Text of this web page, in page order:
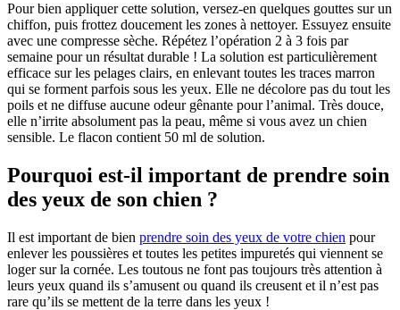
Pour bien appliquer cette solution, versez-en quelques gouttes sur un
chiffon, puis frottez doucement les zones à nettoyer. Essuyez ensuite
avec une compresse sèche. Répétez l’opération 2 à 3 fois par
semaine pour un résultat durable ! La solution est particulièrement
efficace sur les pelages clairs, en enlevant toutes les traces marron
qui se forment parfois sous les yeux. Elle ne décolore pas du tout les
poils et ne diffuse aucune odeur gênante pour l’animal. Très douce,
elle n’irrite absolument pas la peau, même si vous avez un chien
sensible. Le flacon contient 50 ml de solution.
Pourquoi est-il important de prendre soin
des yeux de son chien ?
Il est important de bien prendre soin des yeux de votre chien pour
enlever les poussières et toutes les petites impuretés qui viennent se
loger sur la cornée. Les toutous ne font pas toujours très attention à
leurs yeux quand ils s’amusent ou quand ils creusent et il n’est pas
rare qu’ils se mettent de la terre dans les yeux !